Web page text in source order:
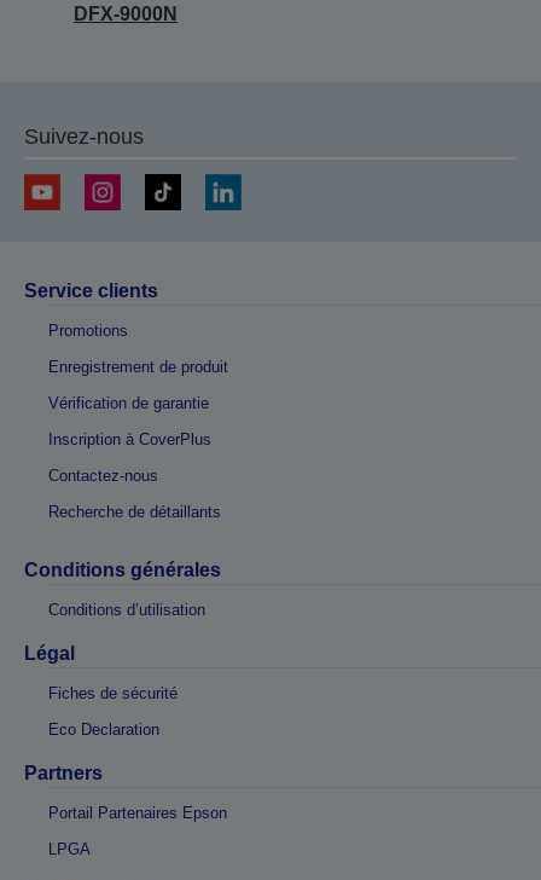
DFX-9000N
Suivez-nous
Service clients
Promotions
Enregistrement de produit
Vérification de garantie
Inscription à CoverPlus
Contactez-nous
Recherche de détaillants
Conditions générales
Conditions d’utilisation
Légal
Fiches de sécurité
Eco Declaration
Partners
Portail Partenaires Epson
LPGA